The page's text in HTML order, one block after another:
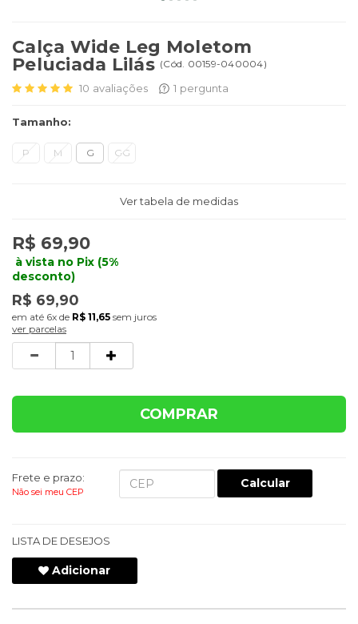
Calça Wide Leg Moletom
Peluciada Lilás (Cód. 00159-040004)
10 avaliações 1 pergunta
Tamanho:
P M G GG
Ver tabela de medidas
R$ 69,90
à vista no Pix (5%
desconto)
R$ 69,90
6x de R$ 11,65 sem juros
ver parcelas
Quantidade
COMPRAR
Frete e prazo:
Não sei meu CEP
Calcular
LISTA DE DESEJOS
Adicionar